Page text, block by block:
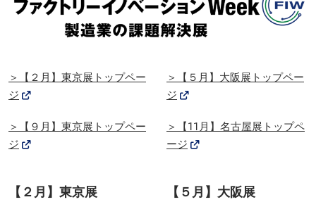
＞【２月】東京展トップペー
ジ
＞【５月】大阪展トップペー
ジ
＞【９月】東京展トップペー
ジ
＞【11月】名古屋展トップペ
ージ
【２月】東京展 【５月】大阪展